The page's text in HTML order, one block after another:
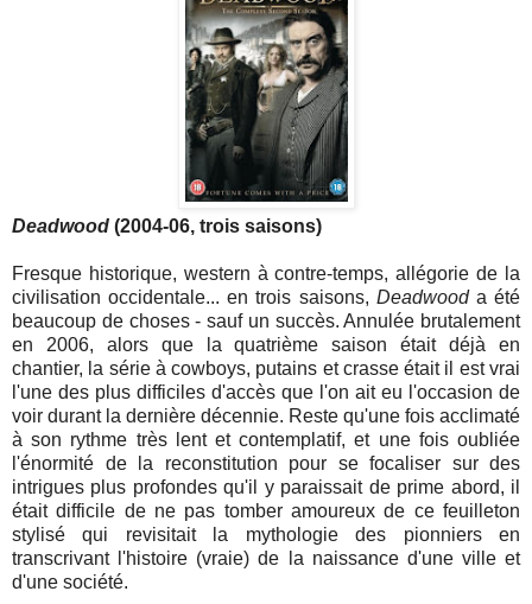
Deadwood (2004-06, trois saisons)
Fresque historique, western à contre-temps, allégorie de la
civilisation occidentale... en trois saisons, Deadwooda été
beaucoup de choses - sauf un succès. Annulée brutalement
en 2006, alors que la quatrième saison était déjà en
chantier, la série à cowboys, putains et crasse était il est vrai
l'une des plus difficiles d'accès que l'on ait eu l'occasion de
voir durant la dernière décennie. Reste qu'une fois acclimaté
à son rythme très lent et contemplatif, et une fois oubliée
l'énormité de la reconstitution pour se focaliser sur des
intrigues plus profondes qu'il y paraissait de prime abord, il
était difficile de ne pas tomber amoureux de ce feuilleton
stylisé qui revisitait la mythologie des pionniers en
transcrivant l'histoire (vraie) de la naissance d'une ville et
d'une société.